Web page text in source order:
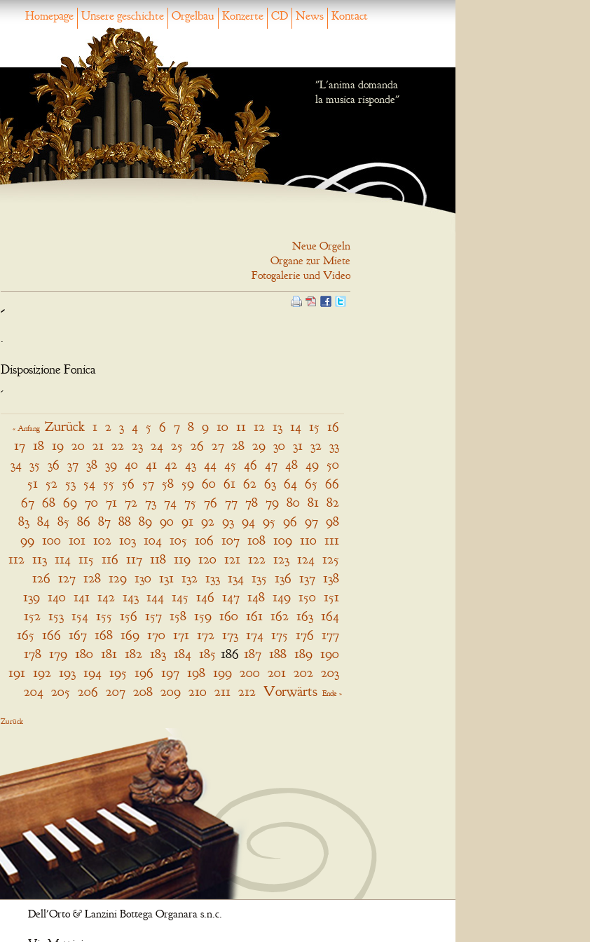
Homepage Unsere geschichte Orgelbau Konzerte CD News Kontact
"L'anima domanda
la musica risponde"
Neue Orgeln
Organe zur Miete
Fotogalerie und Video
-
.
Disposizione Fonica
-
« Anfang Zurück 1 2 3 4 5 6 7 8 9 10 11 12 13 14 15 16
17 18 19 20 21 22 23 24 25 26 27 28 29 30 31 32 33
34 35 36 37 38 39 40 41 42 43 44 45 46 47 48 49 50
51 52 53 54 55 56 57 58 59 60 61 62 63 64 65 66
67 68 69 70 71 72 73 74 75 76 77 78 79 80 81 82
83 84 85 86 87 88 89 90 91 92 93 94 95 96 97 98
99 100 101 102 103 104 105 106 107 108 109 110 111
112 113 114 115 116 117 118 119 120 121 122 123 124 125
126 127 128 129 130 131 132 133 134 135 136 137 138
139 140 141 142 143 144 145 146 147 148 149 150 151
152 153 154 155 156 157 158 159 160 161 162 163 164
165 166 167 168 169 170 171 172 173 174 175 176 177
178 179 180 181 182 183 184 185 186 187 188 189 190
191 192 193 194 195 196 197 198 199 200 201 202 203
204 205 206 207 208 209 210 211 212 Vorwärts Ende »
Zurück
Dell'Orto & Lanzini Bottega Organara s.n.c.